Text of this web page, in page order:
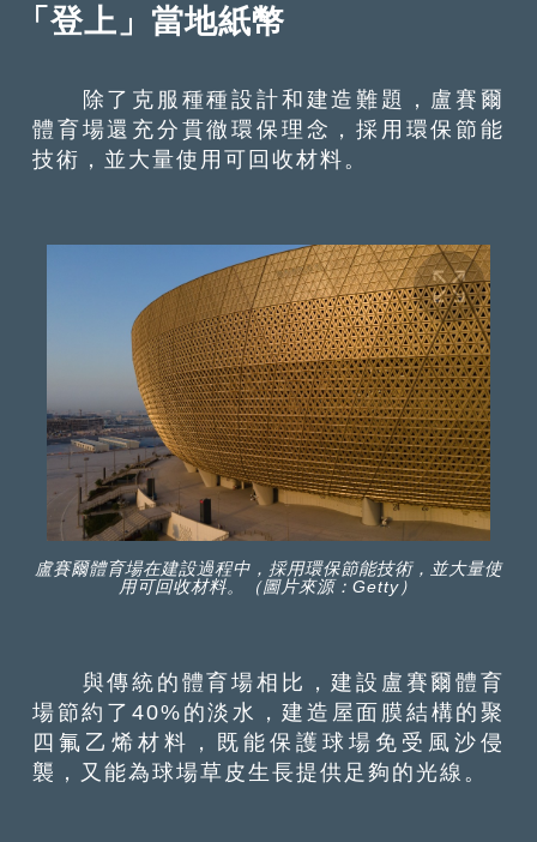
「登上」當地紙幣
除了克服種種設計和建造難題，盧賽爾
體育場還充分貫徹環保理念，採用環保節能
技術，並大量使用可回收材料。
盧賽爾體育場在建設過程中，採用環保節能技術，並大量使
用可回收材料。（圖片來源：Getty）
與傳統的體育場相比，建設盧賽爾體育
場節約了40%的淡水，建造屋面膜結構的聚
四氟乙烯材料，既能保護球場免受風沙侵
襲，又能為球場草皮生長提供足夠的光線。